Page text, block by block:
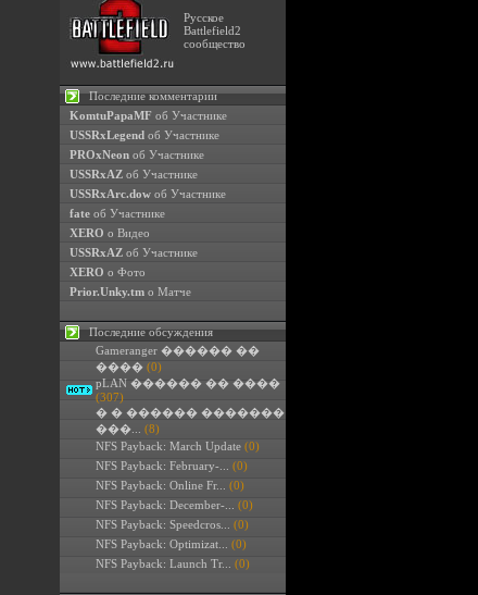
Русское
Battlefield2
сообщество
Последние комментарии
KomtuPapaMF об Участнике
USSRxLegend об Участнике
PROxNeon об Участнике
USSRxAZ об Участнике
USSRxArc.dow об Участнике
fate об Участнике
XERO о Видео
USSRxAZ об Участнике
XERO о Фото
Prior.Unky.tm о Матче
Последние обсуждения
Gameranger ������ ��
���� (0)
pLAN ������ �� ����
(307)
� � ������ �������
���...
(8)
NFS Payback: March Update (0)
NFS Payback: February-...
(0)
NFS Payback: Online Fr...
(0)
NFS Payback: December-...
(0)
NFS Payback: Speedcros...
(0)
NFS Payback: Optimizat...
(0)
NFS Payback: Launch Tr...
(0)